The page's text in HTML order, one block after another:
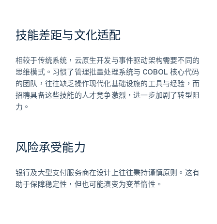
技能差距与文化适配
相较于传统系统，云原生开发与事件驱动架构需要不同的
思维模式。习惯了管理批量处理系统与 COBOL 核心代码
的团队，往往缺乏操作现代化基础设施的工具与经验，而
招聘具备这些技能的人才竞争激烈，进一步加剧了转型阻
力。
风险承受能力
银行及大型支付服务商在设计上往往秉持谨慎原则。这有
助于保障稳定性，但也可能演变为变革惰性。